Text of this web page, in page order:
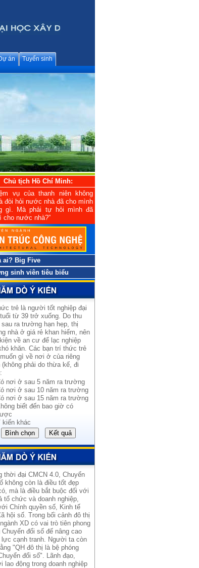
án Tuyển sinh
Chủ tịch Hồ Chí Minh:
vụ của thanh niên không
đòi hỏi nước nhà đã cho mình
gì. Mà phải tự hỏi mình đã
cho nước nhà?”
ai? Big Five
sinh viên tiêu biểu
trẻ là người tốt nghiệp đại
từ 39 trở xuống. Do thu
sau ra trường hạn hẹp, thị
nhà ở giá rẻ khan hiếm, nên
về an cư để lạc nghiệp
khăn. Các bạn trí thức trẻ
gì về nơi ở của riêng
(không phải do thừa kế, đi
nơi ở sau 5 năm ra trường
nơi ở sau 10 năm ra trường
nơi ở sau 15 năm ra trường
biết đến bao giờ có
kiến khác
thời đại CMCN 4.0, Chuyển
không còn là điều tốt đẹp
mà là điều bắt buộc đối với
tổ chức và doanh nghiệp,
Chính quyền số, Kinh tế
hội số. Trong bối cảnh đô thị
XD có vai trò tiên phong
Chuyển đổi số đế nâng cao
lực cạnh tranh. Người ta còn
"QH đô thị là bệ phóng
đổi số". Lãnh đạo,
lao động trong doanh nghiệp